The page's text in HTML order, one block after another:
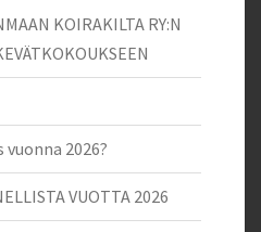
KOIRAKILTA RY:N
2026?
VUOTTA 2026